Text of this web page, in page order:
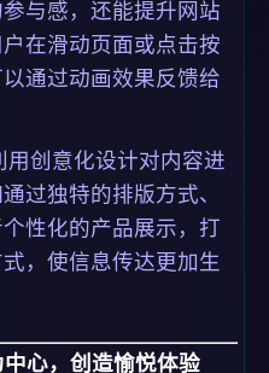
与感，还能提升网站
在滑动页面或点击按
通过动画效果反馈给
用创意化设计对内容进
过独特的排版方式、
性化的产品展示，打
，使信息传达更加生
心，创造愉悦体验